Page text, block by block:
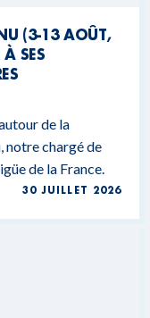
(3-13 AOÛT,
SES
de la
notre chargé de
de la France.
30 JUILLET 2026